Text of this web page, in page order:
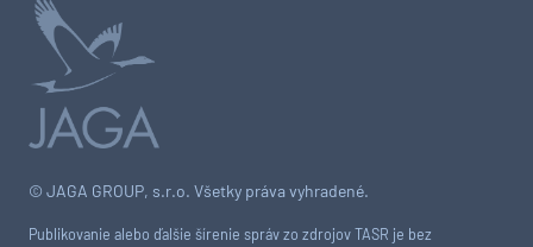
© JAGA GROUP, s.r.o. Všetky práva vyhradené.
Publikovanie alebo ďalšie šírenie správ zo zdrojov TASR je bez